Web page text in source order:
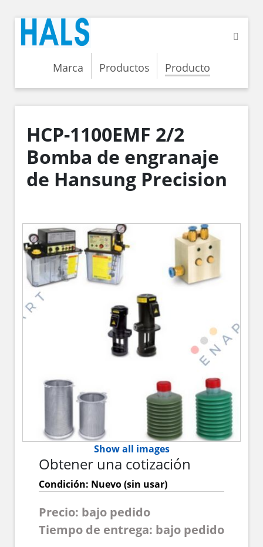
Marca Productos Producto
HCP-1100EMF 2/2
Bomba de engranaje
de Hansung Precision
Show all images
Obtener una cotización
Condición: Nuevo (sin usar)
Precio: bajo pedido
Tiempo de entrega: bajo pedido